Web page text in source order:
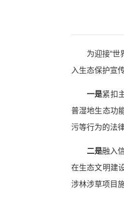
为迎接“
入生态保护宣
一是紧扣
普湿地生态功
污等行为的法
二是融入
在生态文明建
涉林涉草项目